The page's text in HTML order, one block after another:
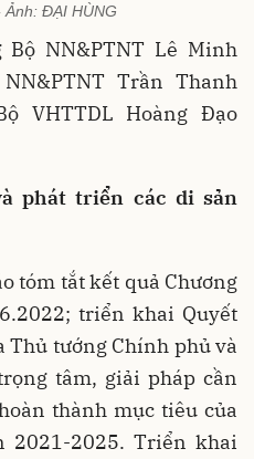
Ảnh: ĐẠI HÙNG
NN&PTNT Lê Minh
Trần Thanh
VHTTDL Hoàng Đạo
phát triển các di sản
tóm tắt kết quả Chương
triển khai Quyết
Thủ tướng Chính phủ và
tâm, giải pháp cần
thành mục tiêu của
2021-2025. Triển khai